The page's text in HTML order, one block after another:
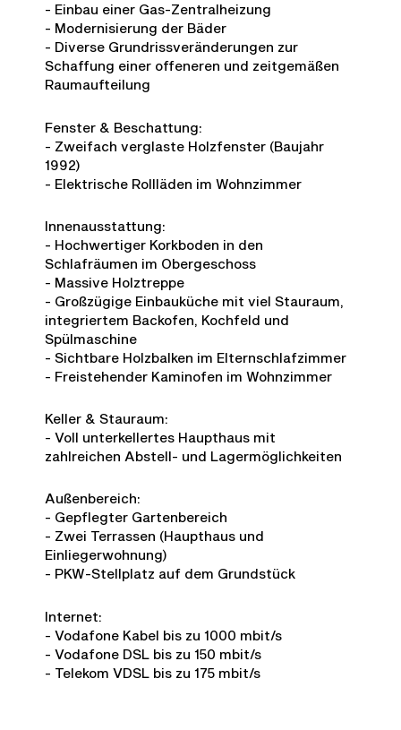
- Einbau einer Gas-Zentralheizung
- Modernisierung der Bäder
- Diverse Grundrissveränderungen zur
Schaffung einer offeneren und zeitgemäßen
Raumaufteilung
Fenster & Beschattung:
- Zweifach verglaste Holzfenster (Baujahr
1992)
- Elektrische Rollläden im Wohnzimmer
Innenausstattung:
- Hochwertiger Korkboden in den
Schlafräumen im Obergeschoss
- Massive Holztreppe
- Großzügige Einbauküche mit viel Stauraum,
integriertem Backofen, Kochfeld und
Spülmaschine
- Sichtbare Holzbalken im Elternschlafzimmer
- Freistehender Kaminofen im Wohnzimmer
Keller & Stauraum:
- Voll unterkellertes Haupthaus mit
zahlreichen Abstell- und Lagermöglichkeiten
Außenbereich:
- Gepflegter Gartenbereich
- Zwei Terrassen (Haupthaus und
Einliegerwohnung)
- PKW-Stellplatz auf dem Grundstück
Internet:
- Vodafone Kabel bis zu 1000 mbit/s
- Vodafone DSL bis zu 150 mbit/s
- Telekom VDSL bis zu 175 mbit/s